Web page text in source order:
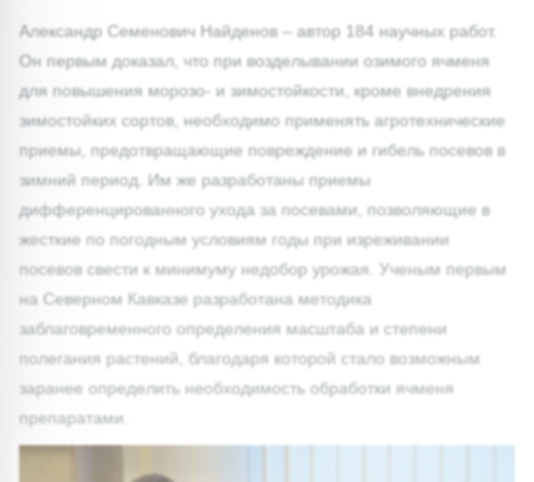
Александр Семенович Найденов – автор 184 научных работ.
Он первым доказал, что при возделывании озимого ячменя
для повышения морозо- и зимостойкости, кроме внедрения
зимостойких сортов, необходимо применять агротехнические
приемы, предотвращающие повреждение и гибель посевов в
зимний период. Им же разработаны приемы
дифференцированного ухода за посевами, позволяющие в
жесткие по погодным условиям годы при изреживании
посевов свести к минимуму недобор урожая. Ученым первым
на Северном Кавказе разработана методика
заблаговременного определения масштаба и степени
полегания растений, благодаря которой стало возможным
заранее определить необходимость обработки ячменя
препаратами.